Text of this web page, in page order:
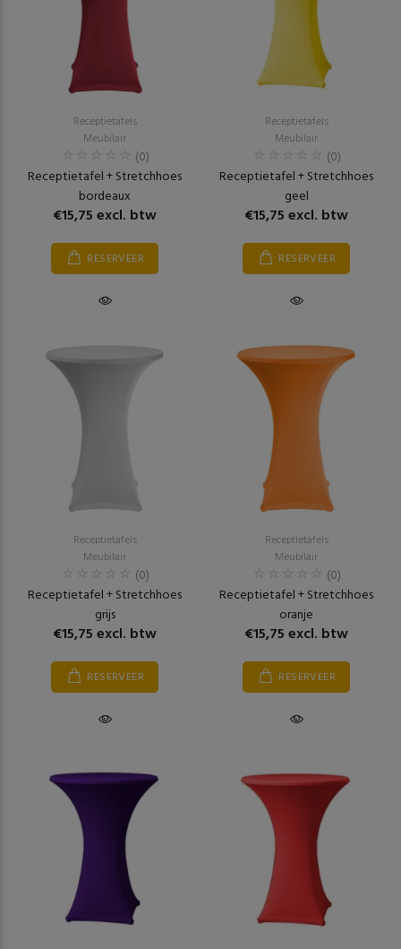
Receptietafels
Meubilair
(0)
Receptietafel + Stretchhoes
bordeaux
€15,75 excl. btw
RESERVEER
Receptietafels
Meubilair
(0)
Receptietafel + Stretchhoes
geel
€15,75 excl. btw
RESERVEER
Receptietafels
Meubilair
(0)
Receptietafel + Stretchhoes
grijs
€15,75 excl. btw
RESERVEER
Receptietafels
Meubilair
(0)
Receptietafel + Stretchhoes
oranje
€15,75 excl. btw
RESERVEER